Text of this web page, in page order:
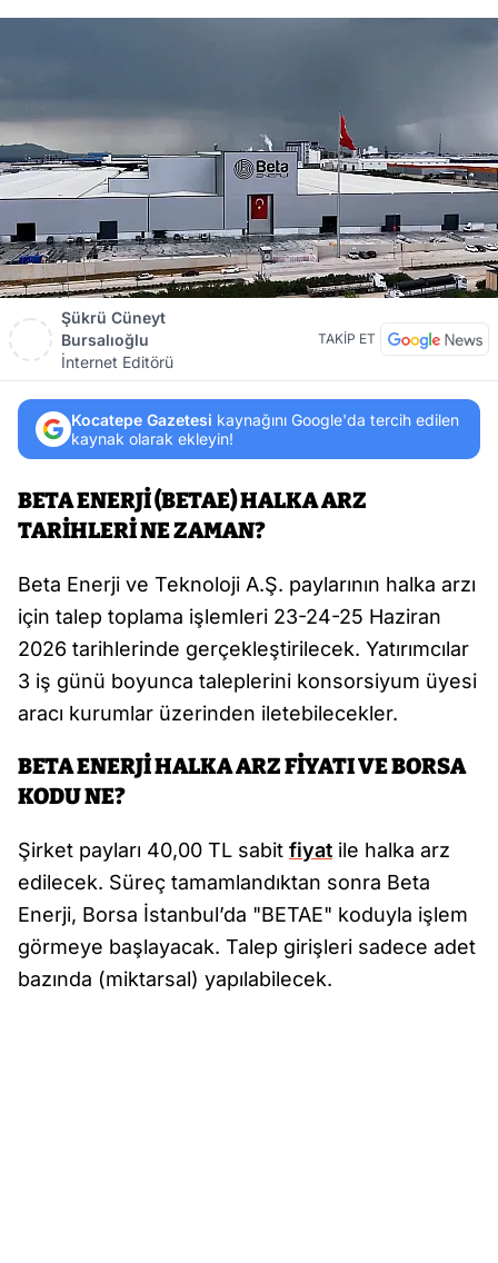
Şükrü Cüneyt
Bursalıoğlu
İnternet Editörü
TAKİP ET
Kocatepe Gazetesi kaynağını Google'da tercih edilen
kaynak olarak ekleyin!
BETA ENERJİ (BETAE) HALKA ARZ
TARİHLERİ NE ZAMAN?
Beta Enerji ve Teknoloji A.Ş. paylarının halka arzı
için talep toplama işlemleri 23-24-25 Haziran
2026 tarihlerinde gerçekleştirilecek. Yatırımcılar
3 iş günü boyunca taleplerini konsorsiyum üyesi
aracı kurumlar üzerinden iletebilecekler.
BETA ENERJİ HALKA ARZ FİYATI VE BORSA
KODU NE?
Şirket payları 40,00 TL sabit fiyat ile halka arz
edilecek. Süreç tamamlandıktan sonra Beta
Enerji, Borsa İstanbul’da "BETAE" koduyla işlem
görmeye başlayacak. Talep girişleri sadece adet
bazında (miktarsal) yapılabilecek.